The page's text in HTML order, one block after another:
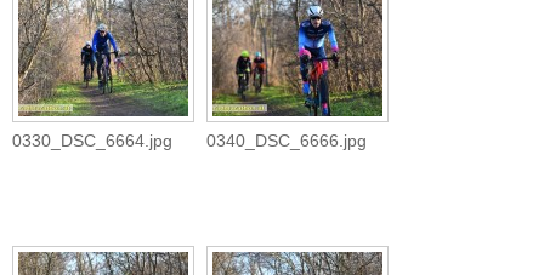
0330_DSC_6664.jpg 0340_DSC_6666.jpg